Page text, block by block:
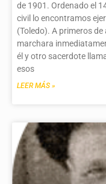
de 1901. Ordenado el
civil lo encontramos
(Toledo). A primeros
marchara
él y otro sacerdote
esos
LEER MÁS »